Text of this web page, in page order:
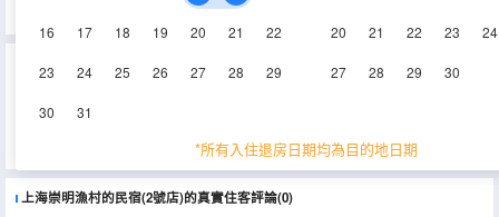
16 17 18 19 20 21 22
23 24 25 26 27 28 29
30 31
20 21 22 23 24
27 28 29 30
*所有入住退房日期均為目的地日期
重要資訊
刷、梳子、浴擦、剃鬚刀、指甲銼、鞋擦這些一次性日用品。若需要可諮詢酒店。
上海崇明漁村的民宿(2號店)的真實住客評論(0)